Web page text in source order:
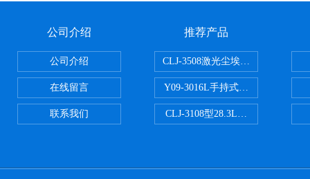
公司介绍
公司介绍
在线留言
联系我们
推荐产品
CLJ-3508激光尘埃粒子计数器50L
Y09-3016L手持式高精度激光尘埃
CLJ-3108型28.3L尘埃粒子计数